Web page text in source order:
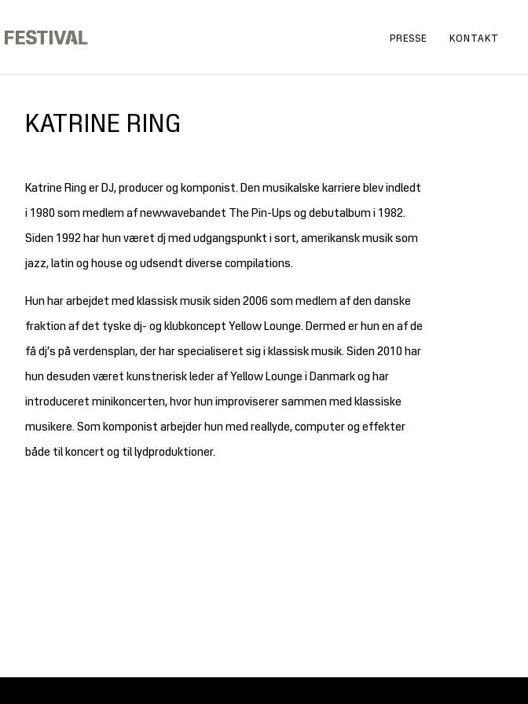
PRESSE KONTAKT
KATRINE RING
Katrine Ring er DJ, producer og komponist. Den musikalske karriere blev indledt
i 1980 som medlem af newwavebandet The Pin-Ups og debutalbum i 1982.
Siden 1992 har hun været dj med udgangspunkt i sort, amerikansk musik som
jazz, latin og house og udsendt diverse compilations.
Hun har arbejdet med klassisk musik siden 2006 som medlem af den danske
fraktion af det tyske dj- og klubkoncept Yellow Lounge. Dermed er hun en af de
få dj’s på verdensplan, der har specialiseret sig i klassisk musik. Siden 2010 har
hun desuden været kunstnerisk leder af Yellow Lounge i Danmark og har
introduceret minikoncerten, hvor hun improviserer sammen med klassiske
musikere. Som komponist arbejder hun med reallyde, computer og effekter
både til koncert og til lydproduktioner.